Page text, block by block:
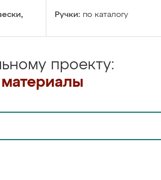
Ручки: по каталогу
проекту: